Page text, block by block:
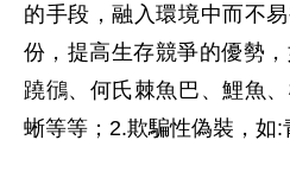
的手段，融入環境中而不
份，提高生存競爭的優勢
蹺鴴、何氏棘魚巴、鯉魚
蜥等等；2.欺騙性偽裝，如: